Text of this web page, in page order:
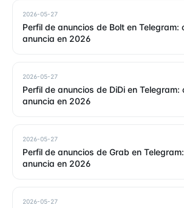
2026-05-27
Perfil de anuncios de Bolt en Telegram:
anuncia en 2026
2026-05-27
Perfil de anuncios de DiDi en Telegram:
anuncia en 2026
2026-05-27
Perfil de anuncios de Grab en
anuncia en 2026
2026-05-27